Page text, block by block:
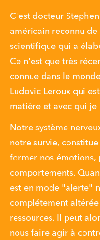
C'est docteur
américain reconnu de
scientifique qui a
Ce n'est que très
connue dans le
Ludovic Leroux qui
matière et avec qui je
Notre système
notre survie, constitue
former nos émotions,
comportements.
est en mode "alerte"
complétement
ressources. Il peut
nous faire agir à